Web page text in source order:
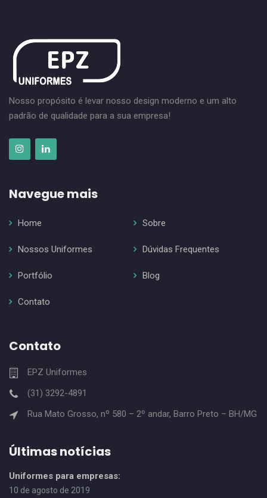
Nosso propósito é levar nosso design moderno e um alto
padrão de qualidade para a sua empresa!
Navegue mais
Home Sobre
Nossos Uniformes Dúvidas Frequentes
Portfólio Blog
Contato
Contato
EPZ Uniformes
(31) 3292-4891
Rua Mato Grosso, nº 580 – 2º andar, Barro Preto – BH/MG
Últimas notícias
Uniformes para empresas:
10 de agosto de 2019